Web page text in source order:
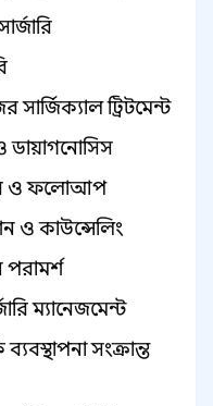
সার্জিক্যাল ট্রিটমেন্ট
ডায়াগনোসিস
ও ফলোআপ
ও কাউন্সেলিং
পরামর্শ
ম্যানেজমেন্ট
সংক্রান্ত